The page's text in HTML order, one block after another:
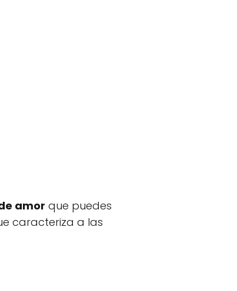
amor que puedes
caracteriza a las